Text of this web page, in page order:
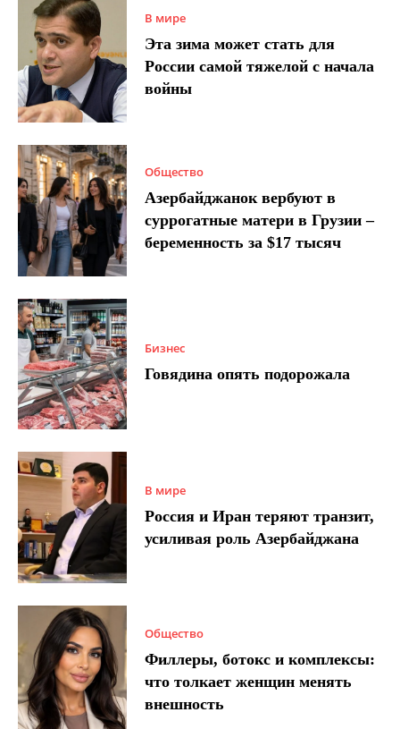
В мире
Эта зима может стать для
России самой тяжелой с начала
войны
Общество
Азербайджанок вербуют в
суррогатные матери в Грузии –
беременность за $17 тысяч
Бизнес
Говядина опять подорожала
В мире
Россия и Иран теряют транзит,
усиливая роль Азербайджана
Общество
Филлеры, ботокс и комплексы:
что толкает женщин менять
внешность